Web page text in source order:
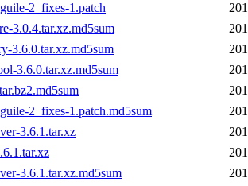
2_fixes-1.patch
3.0.4.tar.xz.md5sum
3.6.0.tar.xz.md5sum
3.6.0.tar.xz.md5sum
2_fixes-1.patch.md5sum
3.6.1.tar.xz
3.6.1.tar.xz.md5sum